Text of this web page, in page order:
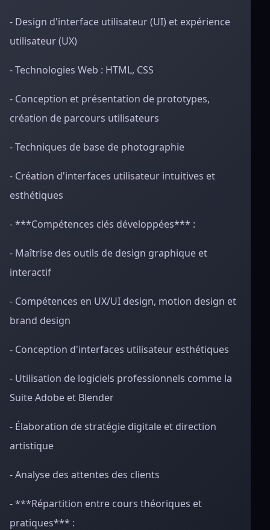
- Design d'interface utilisateur (UI) et expérience
utilisateur (UX)
- Technologies Web : HTML, CSS
- Conception et présentation de prototypes,
création de parcours utilisateurs
- Techniques de base de photographie
- Création d'interfaces utilisateur intuitives et
esthétiques
- ***Compétences clés développées*** :
- Maîtrise des outils de design graphique et
interactif
- Compétences en UX/UI design, motion design et
brand design
- Conception d'interfaces utilisateur esthétiques
- Utilisation de logiciels professionnels comme la
Suite Adobe et Blender
- Élaboration de stratégie digitale et direction
artistique
- Analyse des attentes des clients
- ***Répartition entre cours théoriques et
pratiques*** :